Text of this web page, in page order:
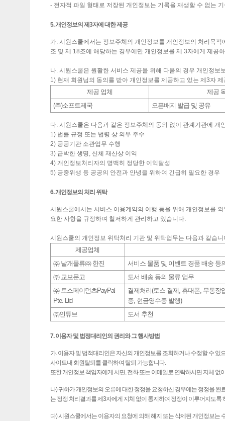
- 전자적 파일 형태로 저장된 개인정보는 기록을 재생할 수 없는
5. 개인정보의 제3자에 대한 제공
가. 시원스쿨에서는 정보주체의 개인정보를 개인정보의 처리목
조 및 제 18조에 해당하는 경우에만 개인정보를 제 3자에게 제공
나. 시원스쿨은 원활한 서비스 제공을 위해 다음의 경우 개인정
1) 현재 회원님의 동의를 받아 개인정보를 제공하고 있는 제3자
제공 업체
제공
(주)소프트제국
오픈배지 발급 및 공유
다. 시원스쿨은 다음과 같은 정보주체의 동의 없이 관계기관에 개
1) 법률 규정 또는 법령 상 의무 주수
2) 공공기관 소관업무 수행
3) 급박한 생명, 신체 재산상 이익
4) 개인정보처리자의 명백히 정당한 이익달성
5) 공중위생 등 공공의 안전과 안녕을 위하여 긴급히 필요한 경우
6. 개인정보의 처리 위탁
시원스쿨에서는 서비스 이용계약의 이행 등을 위해 개인정보를
요한 사항을 규정하며 철저하게 관리하고 있습니다.
시원스쿨의 개인정보 위탁처리 기관 및 위탁업무는 다음과 같습니
제공업체
㈜ 날개물류㈜ 한진
서비스 물품 및 이벤트 경품 배송 등
㈜ 교보문고
도서 배송 등의 물류 업무
㈜ 토스페이먼츠PayPal
Pte. Ltd
결제처리(토스 결제, 휴대폰, 무통장
증, 현금영수증 발행)
㈜인튜브
도서 추천
7. 이용자 및 법정대리인의 권리와 그 행사방법
가. 이용자 및 법적대리인은 자신의 개인정보를 조회하거나 수정할 수
사이트내 회원탈퇴를 클릭하여 탈퇴 가능합니다.
또한 개인정보 책임자에게 서면, 전화 또는 이메일로 연락하시면 지체 없
나) 귀하가 개인정보의 오류에 대한 정정을 요청하신 경우에는 정정을
는 정정 처리결과를 제3자에게 지체 없이 통지하여 정정이 이루어지도록
다) 시원스쿨에서는 이용자의 요청에 의해 해지 또는 삭제된 개인정보는